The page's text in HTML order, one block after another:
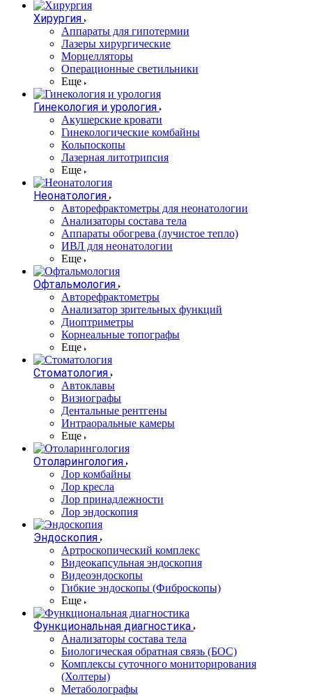
Хирургия
Аппараты для гипотермии
Лазеры хирургические
Морцелляторы
Операционные светильники
Еще
Гинекология и урология
Акушерские кровати
Гинекологические комбайны
Кольпоскопы
Лазерная литотрипсия
Еще
Неонатология
Авторефрактометры для неонатологии
Анализаторы состава тела
Аппараты обогрева (лучистое тепло)
ИВЛ для неонатологии
Еще
Офтальмология
Авторефрактометры
Анализатор зрительных функций
Диоптриметры
Корнеальные топографы
Еще
Стоматология
Автоклавы
Визиографы
Дентальные рентгены
Интраоральные камеры
Еще
Отоларингология
Лор комбайны
Лор кресла
Лор принадлежности
Лор эндоскопия
Эндоскопия
Артроскопический комплекс
Видеокапсульная эндоскопия
Видеоэндоскопы
Гибкие эндоскопы (Фиброcкопы)
Еще
Функциональная диагностика
Анализаторы состава тела
Биологическая обратная связь (БОС)
Комплексы суточного мониторирования
(Холтеры)
Метаболографы